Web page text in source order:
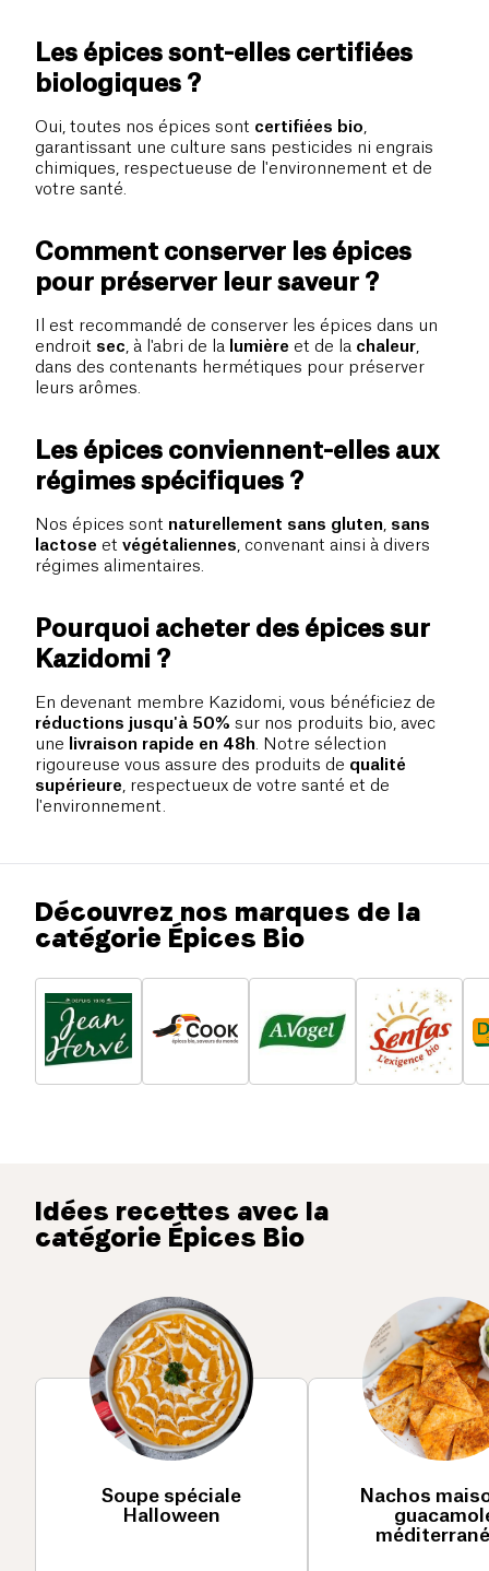
Les épices sont-elles certifiées
biologiques ?
Oui, toutes nos épices sont certifiées bio
garantissant une culture sans pesticides ni engrais
chimiques, respectueuse de l'environnement et de
votre santé.
Comment conserver les épices
pour préserver leur saveur ?
Il est recommandé de conserver les épices dans un
endroit sec , à l'abri de la lumière et de la chaleur
dans des contenants hermétiques pour préserver
leurs arômes.
Les épices conviennent-elles aux
régimes spécifiques ?
Nos épices sont naturellement sans gluten sans
lactose et végétaliennes , convenant ainsi à divers
régimes alimentaires.
Pourquoi acheter des épices sur
Kazidomi ?
En devenant membre Kazidomi, vous bénéficiez de
réductions jusqu'à 50% sur nos produits bio, avec
une
livraison rapide en 48h . Notre sélection
rigoureuse vous assure des produits de qualité
supérieure , respectueux de votre santé et de
l'environnement.
Découvrez nos marques de la
catégorie Épices Bio
Idées recettes avec la
catégorie Épices Bio
Soupe spéciale
Halloween
Nachos